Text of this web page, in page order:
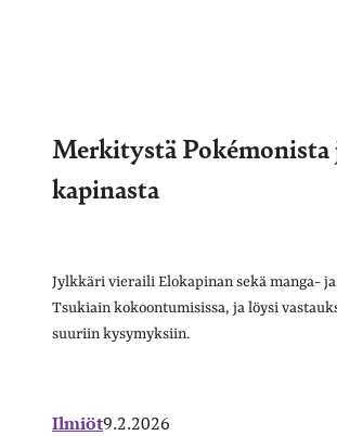
Merkitystä Pokémonista
kapinasta
Jylkkäri vieraili Elokapinan sekä manga-
Tsukiain kokoontumisissa, ja löysi
suuriin kysymyksiin.
Ilmiöt9.2.2026